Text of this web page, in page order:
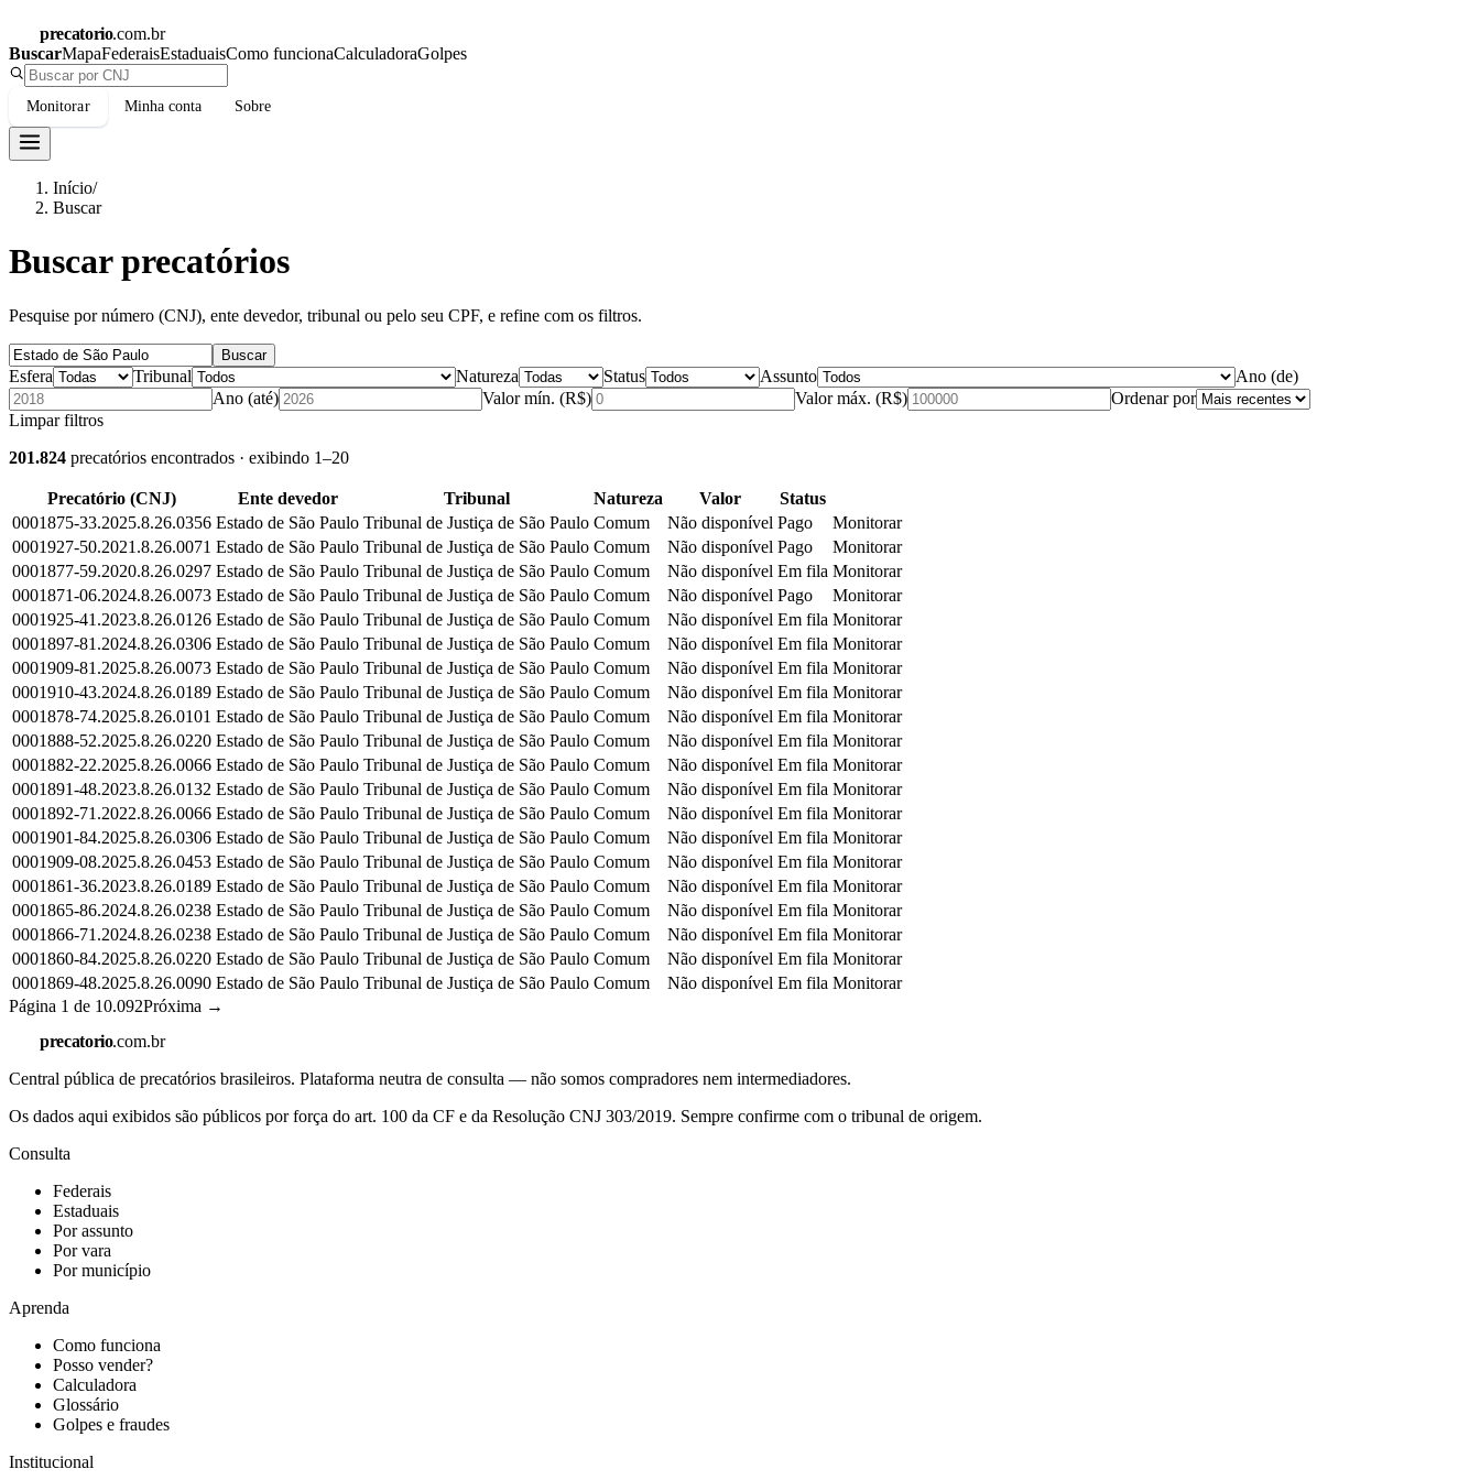
precatorio.com.br
BuscarMapaFederaisEstaduaisComo funcionaCalculadoraGolpes
Monitorar Minha conta Sobre
Início/
Buscar
Buscar precatórios
Pesquise por número (CNJ), ente devedor, tribunal ou pelo seu CPF, e refine com os filtros.
Buscar
Esfera Tribunal Natureza Status Assunto
Ano (de)
Ano (até)
Valor mín. (R$) Valor máx. (R$)
Ordenar por
Limpar filtros
201.824 precatórios encontrados · exibindo 1–20
Precatório (CNJ) Ente devedor Tribunal Natureza Valor
Status
0001875-33.2025.8.26.0356 Estado de São Paulo Tribunal de Justiça de São Paulo Comum Não disponível Pago
Monitorar
0001927-50.2021.8.26.0071 Estado de São Paulo Tribunal de Justiça de São Paulo Comum Não disponível Pago
Monitorar
0001877-59.2020.8.26.0297 Estado de São Paulo Tribunal de Justiça de São Paulo Comum Não disponível Em fila Monitorar
0001871-06.2024.8.26.0073 Estado de São Paulo Tribunal de Justiça de São Paulo Comum Não disponível Pago
Monitorar
0001925-41.2023.8.26.0126 Estado de São Paulo Tribunal de Justiça de São Paulo Comum Não disponível Em fila Monitorar
0001897-81.2024.8.26.0306 Estado de São Paulo Tribunal de Justiça de São Paulo Comum Não disponível Em fila Monitorar
0001909-81.2025.8.26.0073 Estado de São Paulo Tribunal de Justiça de São Paulo Comum Não disponível Em fila Monitorar
0001910-43.2024.8.26.0189 Estado de São Paulo Tribunal de Justiça de São Paulo Comum Não disponível Em fila Monitorar
0001878-74.2025.8.26.0101 Estado de São Paulo Tribunal de Justiça de São Paulo Comum Não disponível Em fila Monitorar
0001888-52.2025.8.26.0220 Estado de São Paulo Tribunal de Justiça de São Paulo Comum Não disponível Em fila Monitorar
0001882-22.2025.8.26.0066 Estado de São Paulo Tribunal de Justiça de São Paulo Comum Não disponível Em fila Monitorar
0001891-48.2023.8.26.0132 Estado de São Paulo Tribunal de Justiça de São Paulo Comum Não disponível Em fila Monitorar
0001892-71.2022.8.26.0066 Estado de São Paulo Tribunal de Justiça de São Paulo Comum Não disponível Em fila Monitorar
0001901-84.2025.8.26.0306 Estado de São Paulo Tribunal de Justiça de São Paulo Comum Não disponível Em fila Monitorar
0001909-08.2025.8.26.0453 Estado de São Paulo Tribunal de Justiça de São Paulo Comum Não disponível Em fila Monitorar
0001861-36.2023.8.26.0189 Estado de São Paulo Tribunal de Justiça de São Paulo Comum Não disponível Em fila Monitorar
0001865-86.2024.8.26.0238 Estado de São Paulo Tribunal de Justiça de São Paulo Comum Não disponível Em fila Monitorar
0001866-71.2024.8.26.0238 Estado de São Paulo Tribunal de Justiça de São Paulo Comum Não disponível Em fila Monitorar
0001860-84.2025.8.26.0220 Estado de São Paulo Tribunal de Justiça de São Paulo Comum Não disponível Em fila Monitorar
0001869-48.2025.8.26.0090 Estado de São Paulo Tribunal de Justiça de São Paulo Comum Não disponível Em fila Monitorar
Página 1 de 10.092Próxima →
precatorio.com.br
Central pública de precatórios brasileiros. Plataforma neutra de consulta — não somos compradores nem intermediadores.
Os dados aqui exibidos são públicos por força do art. 100 da CF e da Resolução CNJ 303/2019. Sempre confirme com o tribunal de origem.
Consulta
Federais
Estaduais
Por assunto
Por vara
Por município
Aprenda
Como funciona
Posso vender?
Calculadora
Glossário
Golpes e fraudes
Institucional